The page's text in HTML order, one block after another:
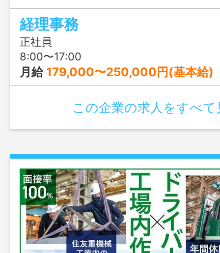
経理事務
正社員
8:00〜17:00
月給 179,000〜250,000円(基本給)
この企業の求人をすべて